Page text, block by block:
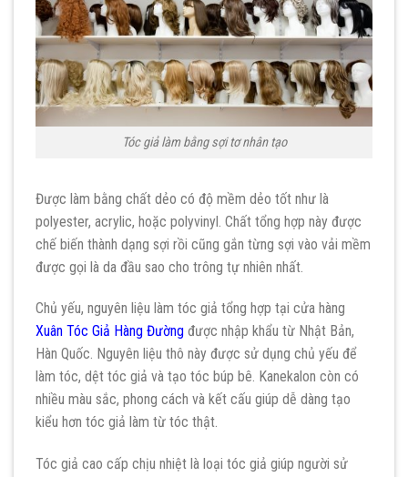
Tóc giả làm bằng sợi tơ nhân tạo
Được làm bằng chất dẻo có độ mềm dẻo tốt như là
polyester, acrylic, hoặc polyvinyl. Chất tổng hợp này được
chế biến thành dạng sợi rồi cũng gắn từng sợi vào vải mềm
được gọi là da đầu sao cho trông tự nhiên nhất.
Chủ yếu, nguyên liệu làm tóc giả tổng hợp tại cửa hàng
Xuân Tóc Giả Hàng Đường được nhập khẩu từ Nhật Bản,
Hàn Quốc. Nguyên liệu thô này được sử dụng chủ yếu để
làm tóc, dệt tóc giả và tạo tóc búp bê. Kanekalon còn có
nhiều màu sắc, phong cách và kết cấu giúp dễ dàng tạo
kiểu hơn tóc giả làm từ tóc thật.
Tóc giả cao cấp chịu nhiệt là loại tóc giả giúp người sử